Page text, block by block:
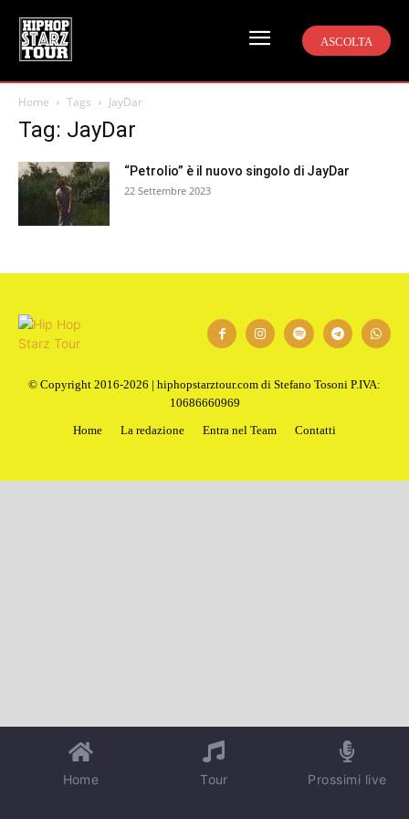
ASCOLTA
Home Tags JayDar
Tag: JayDar
“Petrolio” è il nuovo singolo di JayDar
22 Settembre 2023
© Copyright 2016-2026 | hiphopstarztour.com di Stefano Tosoni P.IVA:
10686660969
Home
La redazione Entra nel Team Contatti
Home Tour Prossimi live